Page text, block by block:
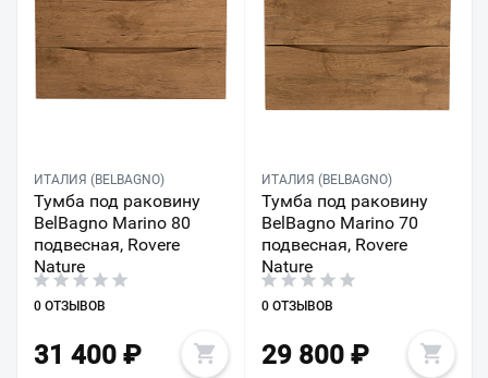
ИТАЛИЯ (BELBAGNO)
Тумба под раковину
BelBagno Marino 80
подвесная, Rovere
Nature
0 ОТЗЫВОВ
31 400 ₽
ИТАЛИЯ (BELBAGNO)
Тумба под раковину
BelBagno Marino 70
подвесная, Rovere
Nature
0 ОТЗЫВОВ
29 800₽